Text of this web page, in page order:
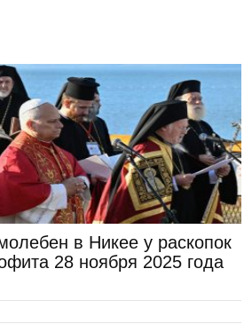
в Никее у раскопок
28 ноября 2025 года